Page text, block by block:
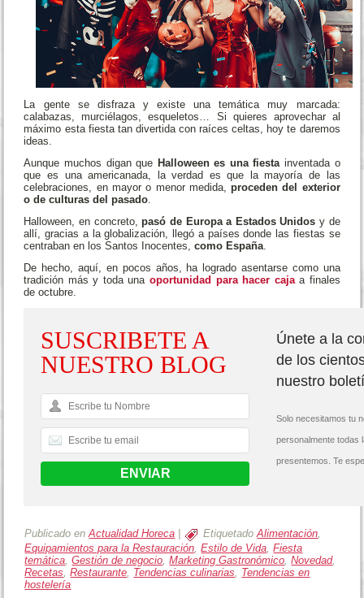
La gente se disfraza y existe una temática muy marcada:
calabazas, murciélagos, esqueletos… Si quieres aprovechar al
máximo esta fiesta tan divertida con raíces celtas, hoy te daremos
ideas.
Aunque muchos digan que Halloween es una fiesta inventada o
que es una americanada, la verdad es que la mayoría de las
celebraciones, en mayor o menor medida,proceden del exterior
o de culturas del pasado
Halloween, en concreto,pasó de Europa a Estados Unidos y de
allí, gracias a la globalización, llegó a países donde las fiestas se
centraban en los Santos Inocentes,como España
De hecho, aquí, en pocos años, ha logrado asentarse como una
tradición más y toda una oportunidad para hacer cajaa finales
de octubre.
SUSCRIBETE A
NUESTRO BLOG
Únete a la
de los
nuestro
Solo necesitamos tu
personalmente todas
presentemos. Te
Publicado en Actualidad Horeca Etiquetado Alimentación,
Equipamientos para la Restauración ,Estilo de Vida ,Fiesta
temática ,Gestión de negocio ,Marketing Gastronómico ,Novedad,
Recetas ,Restaurante Tendencias culinarias
Tendencias en
hostelería